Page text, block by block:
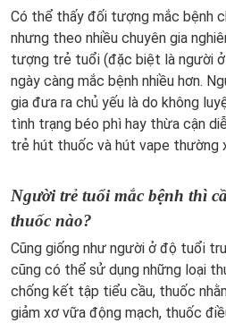
Có thể thấy đối tượng mắc bệnh
nhưng theo nhiều chuyên gia
tượng trẻ tuổi (đặc biệt là người
ngày càng mắc bệnh nhiều hơn.
gia đưa ra chủ yếu là do không
tình trạng béo phì hay thừa cận
trẻ hút thuốc và hút vape thường
Người trẻ tuổi mắc bệnh thì
thuốc nào?
Cũng giống như người ở độ tuổi
cũng có thể sử dụng những loại
chống kết tập tiểu cầu, thuốc
giảm xơ vữa động mạch, thuốc